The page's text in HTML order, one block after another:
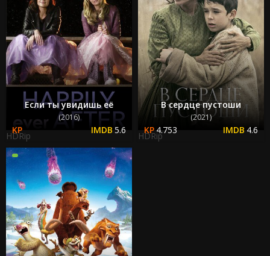
Если ты увидишь её
(2016)
5.6
HDRip
В сердце пустоши
(2021)
4.753 4.6
HDRip